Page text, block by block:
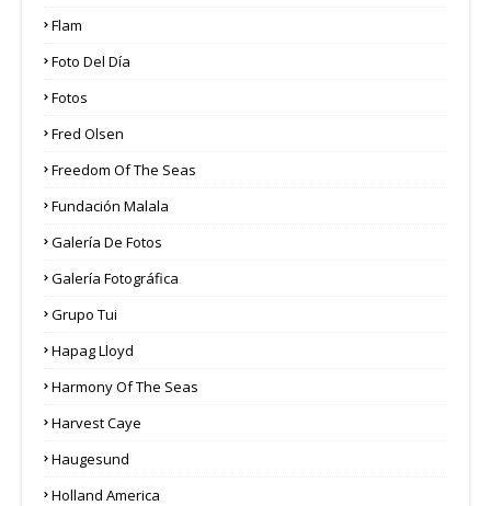
Flam
Foto Del Día
Fotos
Fred Olsen
Freedom Of The Seas
Fundación Malala
Galería De Fotos
Galería Fotográfica
Grupo Tui
Hapag Lloyd
Harmony Of The Seas
Harvest Caye
Haugesund
Holland America